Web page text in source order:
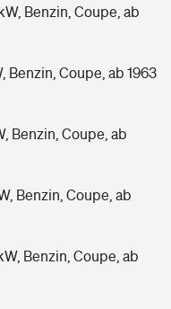
Benzin, Coupe, ab
Benzin, Coupe, ab 1963
Benzin, Coupe, ab
Benzin, Coupe, ab
Benzin, Coupe, ab